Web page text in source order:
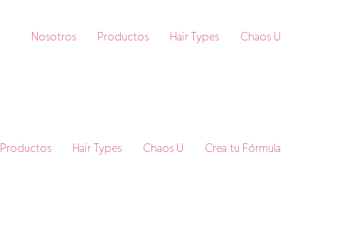
Nosotros Productos Hair Types Chaos U
Productos Hair Types Chaos U
Crea tu Fórmula